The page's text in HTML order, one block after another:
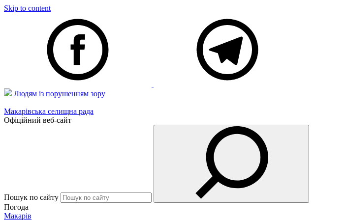
Skip to content
Людям із порушенням зору
Макарівська селищна рада
Офіційний веб-сайт
Пошук по сайту
Погода
Макарів